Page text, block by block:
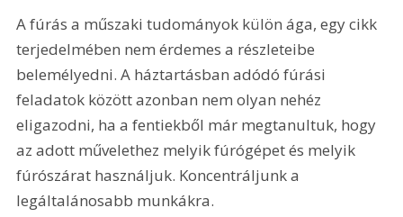
A fúrás a műszaki tudományok külön ága, egy cikk
terjedelmében nem érdemes a részleteibe
belemélyedni. A háztartásban adódó fúrási
feladatok között azonban nem olyan nehéz
eligazodni, ha a fentiekből már megtanultuk, hogy
az adott művelethez melyik fúrógépet és melyik
fúrószárat használjuk. Koncentráljunk a
legáltalánosabb munkákra.